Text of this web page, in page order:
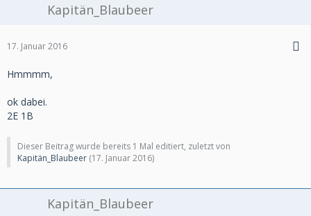
Kapitän_Blaubeer
17. Januar 2016
Hmmmm,
ok dabei.
2E 1B
Dieser Beitrag wurde bereits 1 Mal editiert, zuletzt von
Kapitän_Blaubeer (17. Januar 2016)
Kapitän_Blaubeer